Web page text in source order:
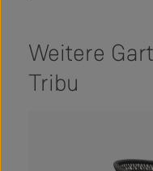
Weitere
Tribu